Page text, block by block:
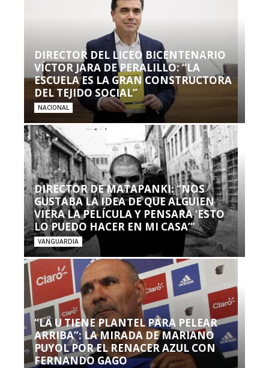
DIRECTOR DEL LICEO BICENTENARIO
VÍCTOR JARA DE PERALILLO: “LA
ESCUELA ES LA GRAN CONSTRUCTORA
DEL TEJIDO SOCIAL”
NACIONAL
DIRECTOR DE MATAPANKI: “NOS
GUSTABA LA IDEA DE QUE ALGUIEN
VIERA LA PELÍCULA Y PENSARA ‘ESTO
LO PUEDO HACER EN MI CASA’”
VANGUARDIA
“LA U TIENE PLANTEL PARA PELEAR
ARRIBA”: LA MIRADA DE MARIANO
PUYOL POR EL RENACER AZUL CON
FERNANDO GAGO